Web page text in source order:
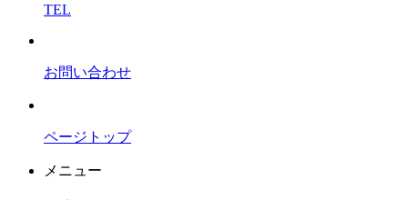
TEL
お問い合わせ
ページトップ
メニュー